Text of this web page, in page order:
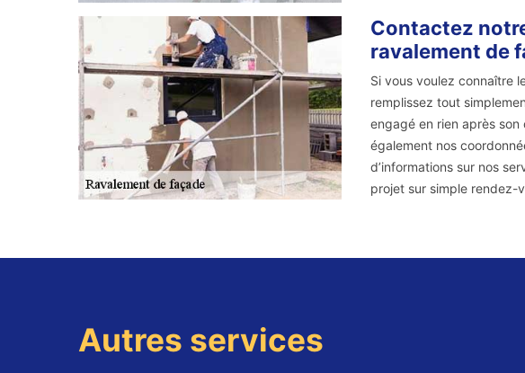
Contactez
ravalement de
Si vous voulez connaître
remplissez tout
engagé en rien après
également nos
d’informations sur nos
projet sur simple rendez-
Autres services